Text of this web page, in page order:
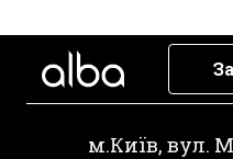
м.Київ, вул.